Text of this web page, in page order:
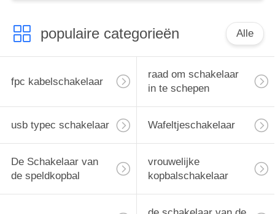
populaire categorieën Alle
fpc kabelschakelaar
raad om schakelaar
in te schepen
usb typec schakelaar Wafeltjeschakelaar
De Schakelaar van
de speldkopbal
vrouwelijke
kopbalschakelaar